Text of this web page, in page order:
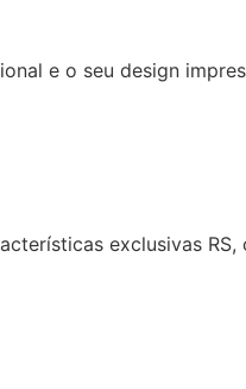
e o seu design
exclusivas